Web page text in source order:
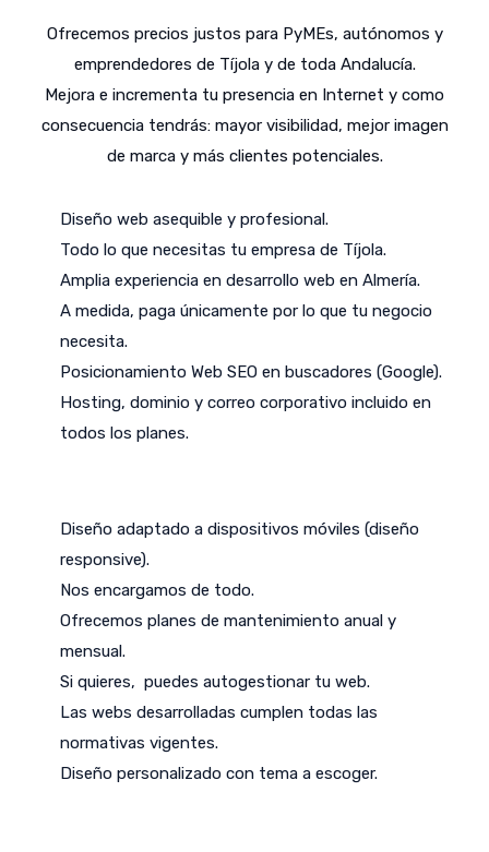
Ofrecemos precios justos para PyMEs, autónomos y
emprendedores de Tíjola y de toda Andalucía.
Mejora e incrementa tu presencia en Internet y como
consecuencia tendrás: mayor visibilidad, mejor imagen
de marca y más clientes potenciales.
Diseño web asequible y profesional.
Todo lo que necesitas tu empresa de Tíjola.
Amplia experiencia en desarrollo web en Almería.
A medida, paga únicamente por lo que tu negocio
necesita.
Posicionamiento Web SEO en buscadores (Google).
Hosting, dominio y correo corporativo incluido en
todos los planes.
Diseño adaptado a dispositivos móviles (diseño
responsive).
Nos encargamos de todo.
Ofrecemos planes de mantenimiento anual y
mensual.
Si quieres, puedes autogestionar tu web.
Las webs desarrolladas cumplen todas las
normativas vigentes.
Diseño personalizado con tema a escoger.